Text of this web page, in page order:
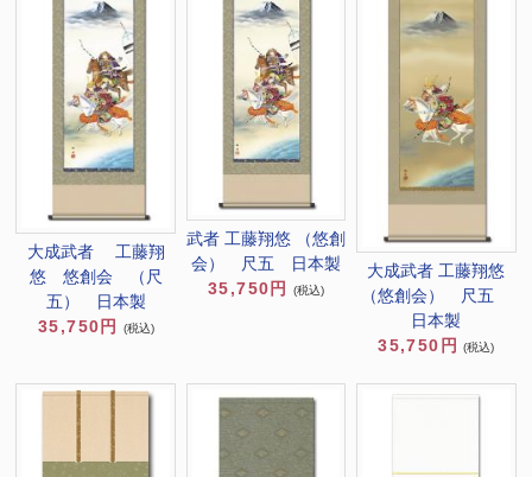
大成武者 工藤翔
悠 悠創会 （尺
五） 日本製
35,750円
(税込)
武者 工藤翔悠 （悠創
会） 尺五 日本製
35,750円
(税込)
大成武者 工藤翔悠
（悠創会） 尺五
日本製
35,750円
(税込)